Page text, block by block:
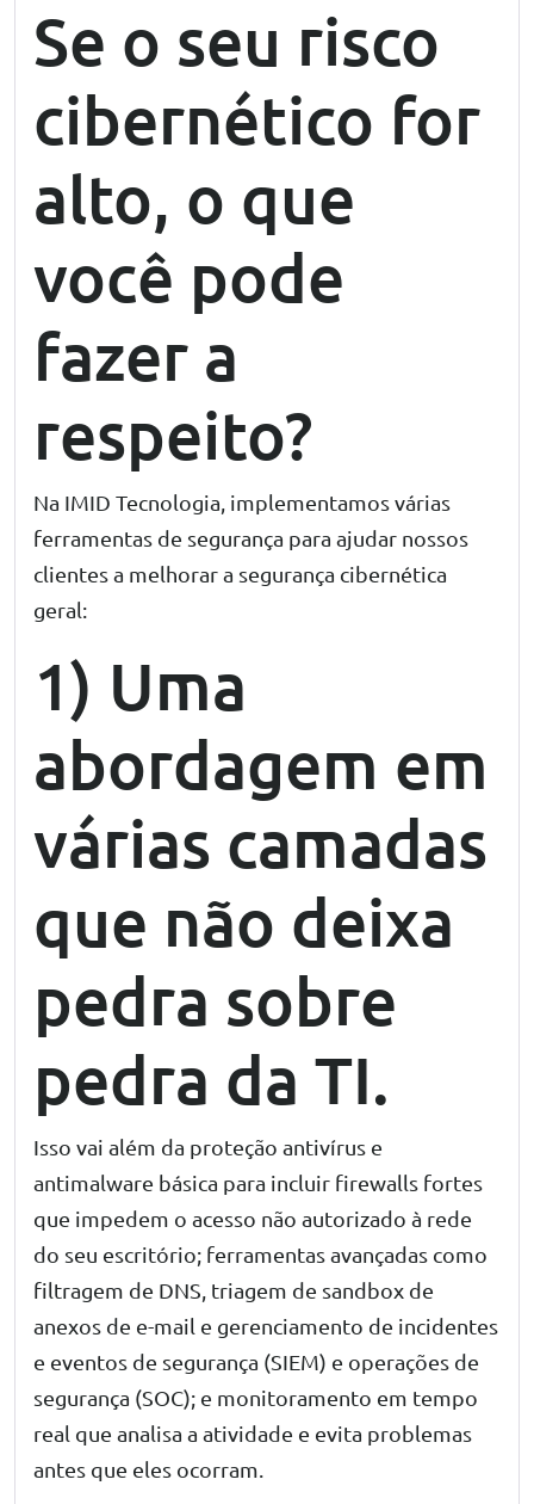
Se o seu risco
cibernético for
alto, o que
você pode
fazer a
respeito?
Na IMID Tecnologia, implementamos várias
ferramentas de segurança para ajudar nossos
clientes a melhorar a segurança cibernética
geral:
1) Uma
abordagem em
várias camadas
que não deixa
pedra sobre
pedra da TI.
Isso vai além da proteção antivírus e
antimalware básica para incluir firewalls fortes
que impedem o acesso não autorizado à rede
do seu escritório; ferramentas avançadas como
filtragem de DNS, triagem de sandbox de
anexos de e-mail e gerenciamento de incidentes
e eventos de segurança (SIEM) e operações de
segurança (SOC); e monitoramento em tempo
real que analisa a atividade e evita problemas
antes que eles ocorram.